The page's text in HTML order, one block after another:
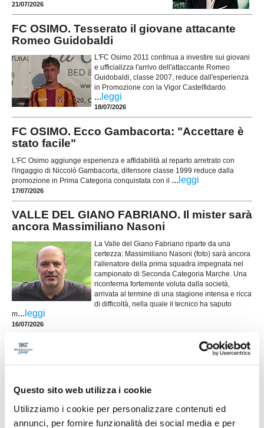
Questo sito web utilizza i cookie
Utilizziamo i cookie per personalizzare contenuti ed
annunci, per fornire funzionalità dei social media e per
21/07/2026
FC OSIMO. Tesserato il giovane attacante
Romeo Guidobaldi
L'FC Osimo 2011 continua a investire sui giovani
e ufficializza l'arrivo dell'attaccante Romeo
Guidobaldi, classe 2007, reduce dall'esperienza
in Promozione con la Vigor Castelfidardo.
... leggi
18/07/2026
FC OSIMO. Ecco Gambacorta: "Accettare è
stato facile"
L'FC Osimo aggiunge esperienza e affidabilità al reparto arretrato con
l'ingaggio di Niccolò Gambacorta, difensore classe 1999 reduce dalla
promozione in Prima Categoria conquistata con il ... leggi
17/07/2026
VALLE DEL GIANO FABRIANO. Il mister sarà
ancora Massimiliano Nasoni
La Valle del Giano Fabriano riparte da una
certezza: Massimiliano Nasoni (foto) sarà ancora
l'allenatore della prima squadra impegnata nel
campionato di Seconda Categoria Marche. Una
riconferma fortemente voluta dalla società,
arrivata al termine di una stagione intensa e ricca
di difficoltà, nella quale il tecnico ha saputo
m... leggi
16/07/2026
NUOVA SIROLESE. Sei nuovi innesti per
16/07/2026